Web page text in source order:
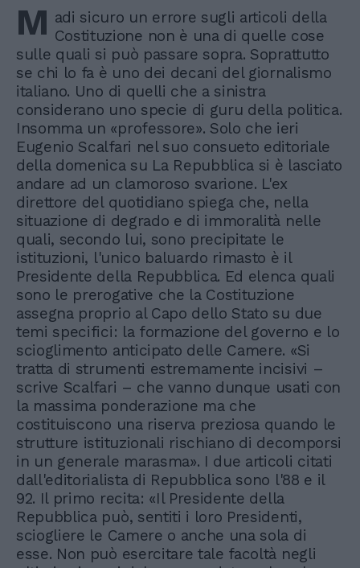
M adi sicuro un errore sugli articoli della
Costituzione non è una di quelle cose
sulle quali si può passare sopra. Soprattutto
se chi lo fa è uno dei decani del giornalismo
italiano. Uno di quelli che a sinistra
considerano uno specie di guru della politica.
Insomma un «professore». Solo che ieri
Eugenio Scalfari nel suo consueto editoriale
della domenica su La Repubblica si è lasciato
andare ad un clamoroso svarione. L'ex
direttore del quotidiano spiega che, nella
situazione di degrado e di immoralità nelle
quali, secondo lui, sono precipitate le
istituzioni, l'unico baluardo rimasto è il
Presidente della Repubblica. Ed elenca quali
sono le prerogative che la Costituzione
assegna proprio al Capo dello Stato su due
temi specifici: la formazione del governo e lo
scioglimento anticipato delle Camere. «Si
tratta di strumenti estremamente incisivi –
scrive Scalfari – che vanno dunque usati con
la massima ponderazione ma che
costituiscono una riserva preziosa quando le
strutture istituzionali rischiano di decomporsi
in un generale marasma». I due articoli citati
dall'editorialista di Repubblica sono l'88 e il
92. Il primo recita: «Il Presidente della
Repubblica può, sentiti i loro Presidenti,
sciogliere le Camere o anche una sola di
esse. Non può esercitare tale facoltà negli